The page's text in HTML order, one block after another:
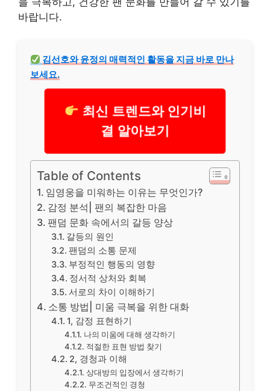
바랍니다.
김선호와 윤정의 매력적인 활동을 지금 바로 만나
보세요.
최신 트렌드와 인기비
결 알아보기
Table of Contents
임영웅을 미워하는 이유는 무엇인가?
감정 분석| 팬의 복잡한 마음
팬덤 문화 속에서의 갈등 양상
갈등의 원인
팬덤의 소통 문제
부정적인 행동의 영향
정서적 상처와 회복
서로의 차이 이해하기
소통 방법| 미움 극복을 위한 대화
1, 감정 표현하기
나의 미움에 대해 생각하기
적절한 표현 방법 찾기
2, 경청과 이해
상대방의 입장에서 생각하기
무조건적인 경청